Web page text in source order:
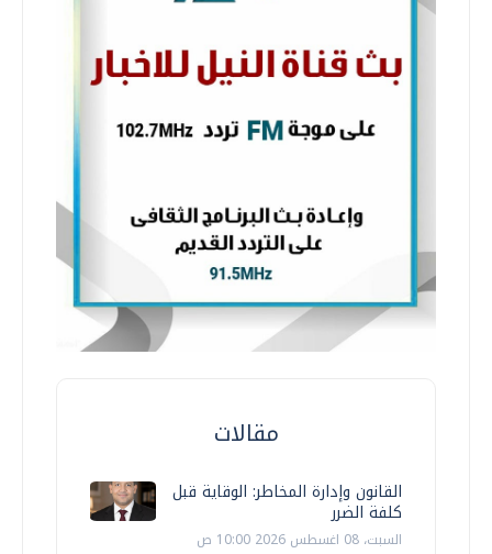
مقالات
القانون وإدارة المخاطر: الوقاية قبل
كلفة الضرر
السبت، 08 اغسطس 2026 10:00 ص